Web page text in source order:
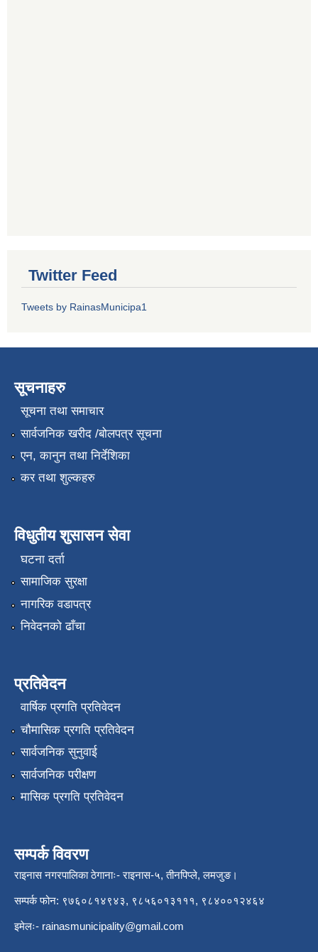
Twitter Feed
Tweets by RainasMunicipa1
सूचनाहरु
सूचना तथा समाचार
सार्वजनिक खरीद /बोलपत्र सूचना
एन, कानुन तथा निर्देशिका
कर तथा शुल्कहरु
विधुतीय शुसासन सेवा
घटना दर्ता
सामाजिक सुरक्षा
नागरिक वडापत्र
निवेदनको ढाँचा
प्रतिवेदन
वार्षिक प्रगति प्रतिवेदन
चौमासिक प्रगति प्रतिवेदन
सार्वजनिक सुनुवाई
सार्वजनिक परीक्षण
मासिक प्रगति प्रतिवेदन
सम्पर्क विवरण
राइनास नगरपालिका ठेगानाः- राइनास-५, तीनपिप्ले, लमजुङ।
सम्पर्क फोन: ९७६०८१४९४३, ९८५६०१३१११, ९८४००१२४६४
इमेलः- rainasmunicipality@gmail.com